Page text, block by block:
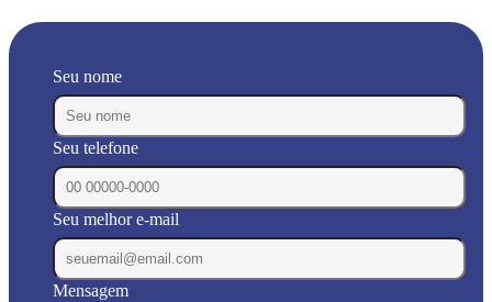
Seu nome
Seu telefone
Seu melhor e-mail
Mensagem